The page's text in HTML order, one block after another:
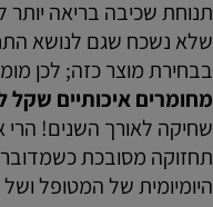
תנוחת שכיבה בריאה יותר
שלא נשכח שגם לנושא
בבחירת מוצר כזה; לכן
מחומרים איכותיים שקל
שחיקה לאורך השנים!
תחזוקה מסובכת כשמדובר
היומיומית של המטופל